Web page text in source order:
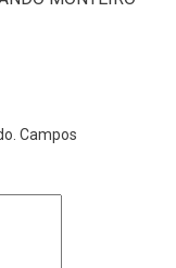
Campos